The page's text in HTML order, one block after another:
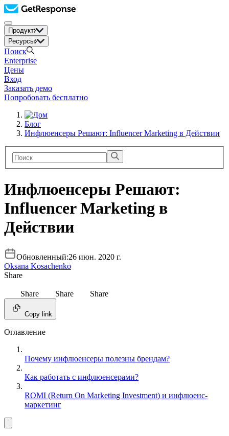
Продукт
Ресурсы
Поиск
Enterprise
Цены
Вход
Заказать демо
Попробовать бесплатно
Блог
Инфлюенсеры Решают: Influencer Marketing в Действии
Инфлюенсеры Решают:
Influencer Marketing в
Действии
Обновленный:26 июн. 2020 г.
Oksana Kosachenko
Share
Share Share Share
Copy link
Оглавление
Почему инфлюенсеры полезны брендам?
Как работать с инфлюенсерами?
ROMI (Return On Marketing Investment) и инфлюенс-
маркетинг